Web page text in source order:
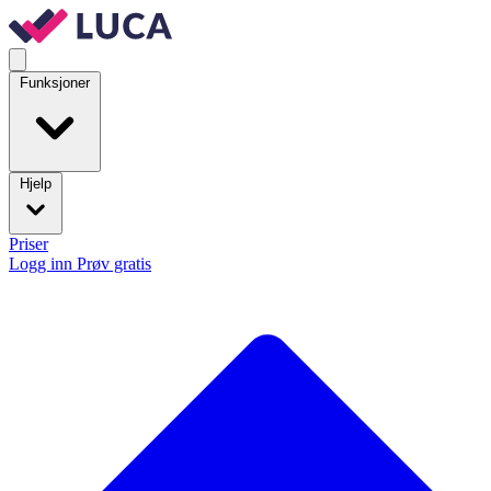
Funksjoner
Hjelp
Priser
Logg inn Prøv gratis